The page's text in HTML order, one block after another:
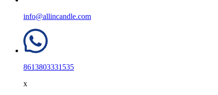
info@allincandle.com
8613803331535
x